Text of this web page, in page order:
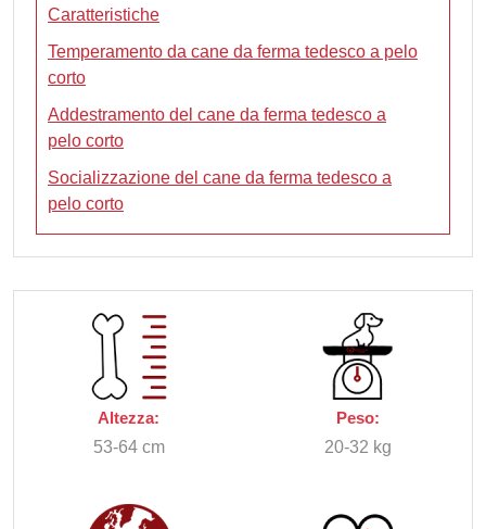
Caratteristiche
Temperamento da cane da ferma tedesco a pelo
corto
Addestramento del cane da ferma tedesco a
pelo corto
Socializzazione del cane da ferma tedesco a
pelo corto
Altezza:
53-64 cm
Peso:
20-32 kg